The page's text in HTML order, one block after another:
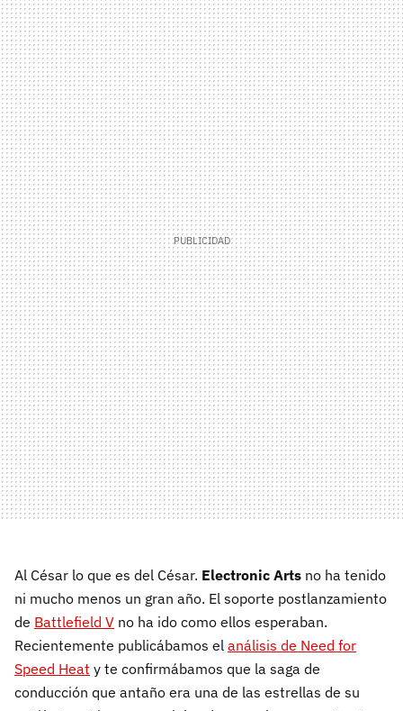
Al César lo que es del César. Electronic Arts no ha tenido
ni mucho menos un gran año. El soporte postlanzamiento
de Battlefield V no ha ido como ellos esperaban.
Recientemente publicábamos el análisis de Need for
Speed Heat y te confirmábamos que la saga de
conducción que antaño era una de las estrellas de su